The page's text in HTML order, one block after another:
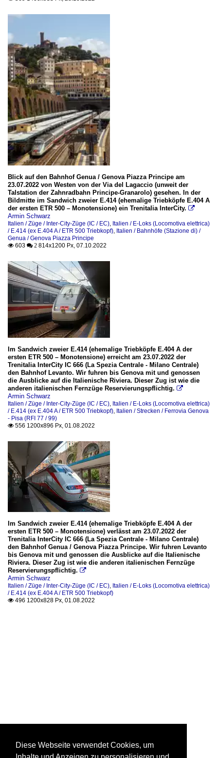
Blick auf den Bahnhof Genua / Genova Piazza Principe am
23.07.2022 von Westen von der Via del Lagaccio (unweit der
Talstation der Zahnradbahn Principe-Granarolo) gesehen. In der
Bildmitte im Sandwich zweier E.414 (ehemalige Triebköpfe E.404 A
der ersten ETR 500 – Monotensione) ein Trenitalia InterCity. 
Armin Schwarz
Italien / Züge / Inter-City-Züge (IC / EC), Italien / E-Loks (Locomotiva elettrica)
/ E.414 (ex E.404 A / ETR 500 Triebkopf), Italien / Bahnhöfe (Stazione di) /
Genua / Genova Piazza Principe
 603  2 814x1200 Px, 07.10.2022
Im Sandwich zweier E.414 (ehemalige Triebköpfe E.404 A der
ersten ETR 500 – Monotensione) erreicht am 23.07.2022 der
Trenitalia InterCity IC 666 (La Spezia Centrale - Milano Centrale)
den Bahnhof Levanto. Wir fuhren bis Genova mit und genossen
die Ausblicke auf die Italienische Riviera. Dieser Zug ist wie die
anderen italienischen Fernzüge Reservierungspflichtig. 
Armin Schwarz
Italien / Züge / Inter-City-Züge (IC / EC), Italien / E-Loks (Locomotiva elettrica)
/ E.414 (ex E.404 A / ETR 500 Triebkopf), Italien / Strecken / Ferrovia Genova
- Pisa (RFI 77 / 99)
 556 1200x896 Px, 01.08.2022
Im Sandwich zweier E.414 (ehemalige Triebköpfe E.404 A der
ersten ETR 500 – Monotensione) verlässt am 23.07.2022 der
Trenitalia InterCity IC 666 (La Spezia Centrale - Milano Centrale)
den Bahnhof Genua / Genova Piazza Principe. Wir fuhren Levanto
bis Genova mit und genossen die Ausblicke auf die Italienische
Riviera. Dieser Zug ist wie die anderen italienischen Fernzüge
Reservierungspflichtig. 
Armin Schwarz
Italien / Züge / Inter-City-Züge (IC / EC), Italien / E-Loks (Locomotiva elettrica)
/ E.414 (ex E.404 A / ETR 500 Triebkopf)
 496 1200x828 Px, 01.08.2022
Diese Webseite verwendet Cookies, um